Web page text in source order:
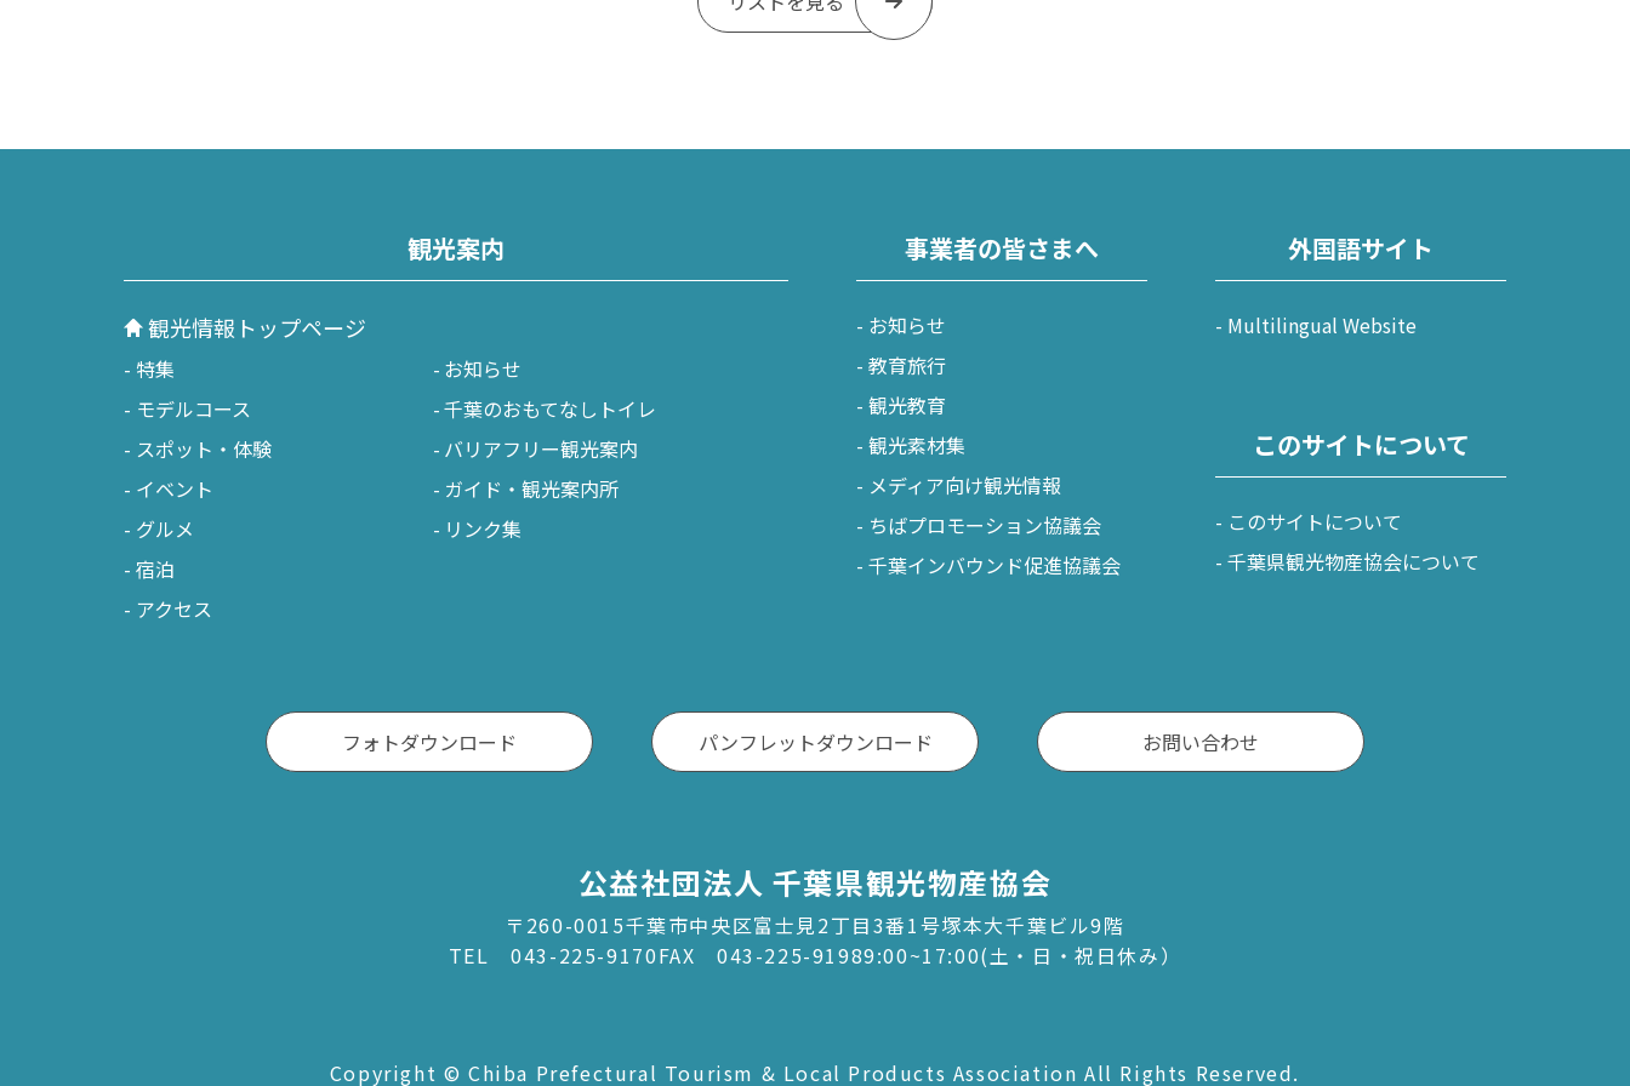
観光案内
観光情報トップページ
特集
モデルコース
スポット・体験
イベント
グルメ
宿泊
アクセス
お知らせ
千葉のおもてなしトイレ
バリアフリー観光案内
ガイド・観光案内所
リンク集
事業者の皆さまへ
お知らせ
教育旅行
観光教育
観光素材集
メディア向け観光情報
ちばプロモーション協議会
千葉インバウンド促進協議会
外国語サイト
Multilingual Website
このサイトについて
このサイトについて
千葉県観光物産協会について
フォトダウンロード パンフレットダウンロード お問い合わせ
公益社団法人 千葉県観光物産協会
〒260-0015千葉市中央区富士見2丁目3番1号塚本大千葉ビル9階
TEL043-225-9170FAX 043-225-91989:00~17:00(土・日・祝日休み）
Copyright © Chiba Prefectural Tourism & Local Products Association All Rights Reserved.